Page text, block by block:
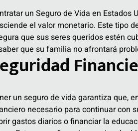
un Seguro de Vida en Estados
el valor monetario. Este tipo
que sus seres queridos estén
que su familia no afrontará
un seguro de vida garantiza que,
necesario para continuar con
gastos diarios o financiar la